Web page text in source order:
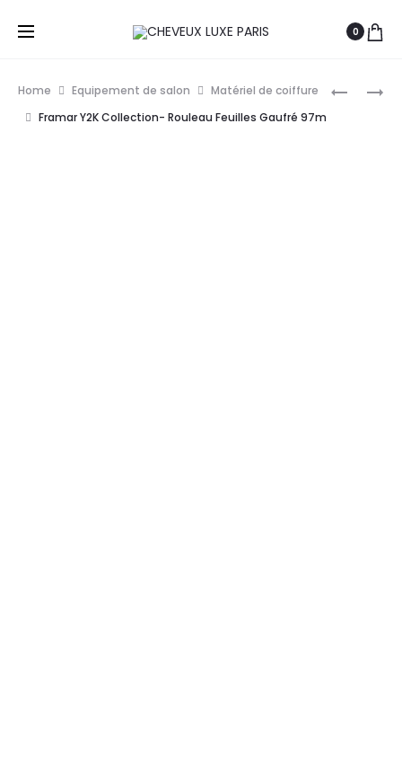
0
CRICKET
Home Equipement de salon
Matériel de coiffure
Framar Y2K Collection- Rouleau Feuilles Gaufré 97m